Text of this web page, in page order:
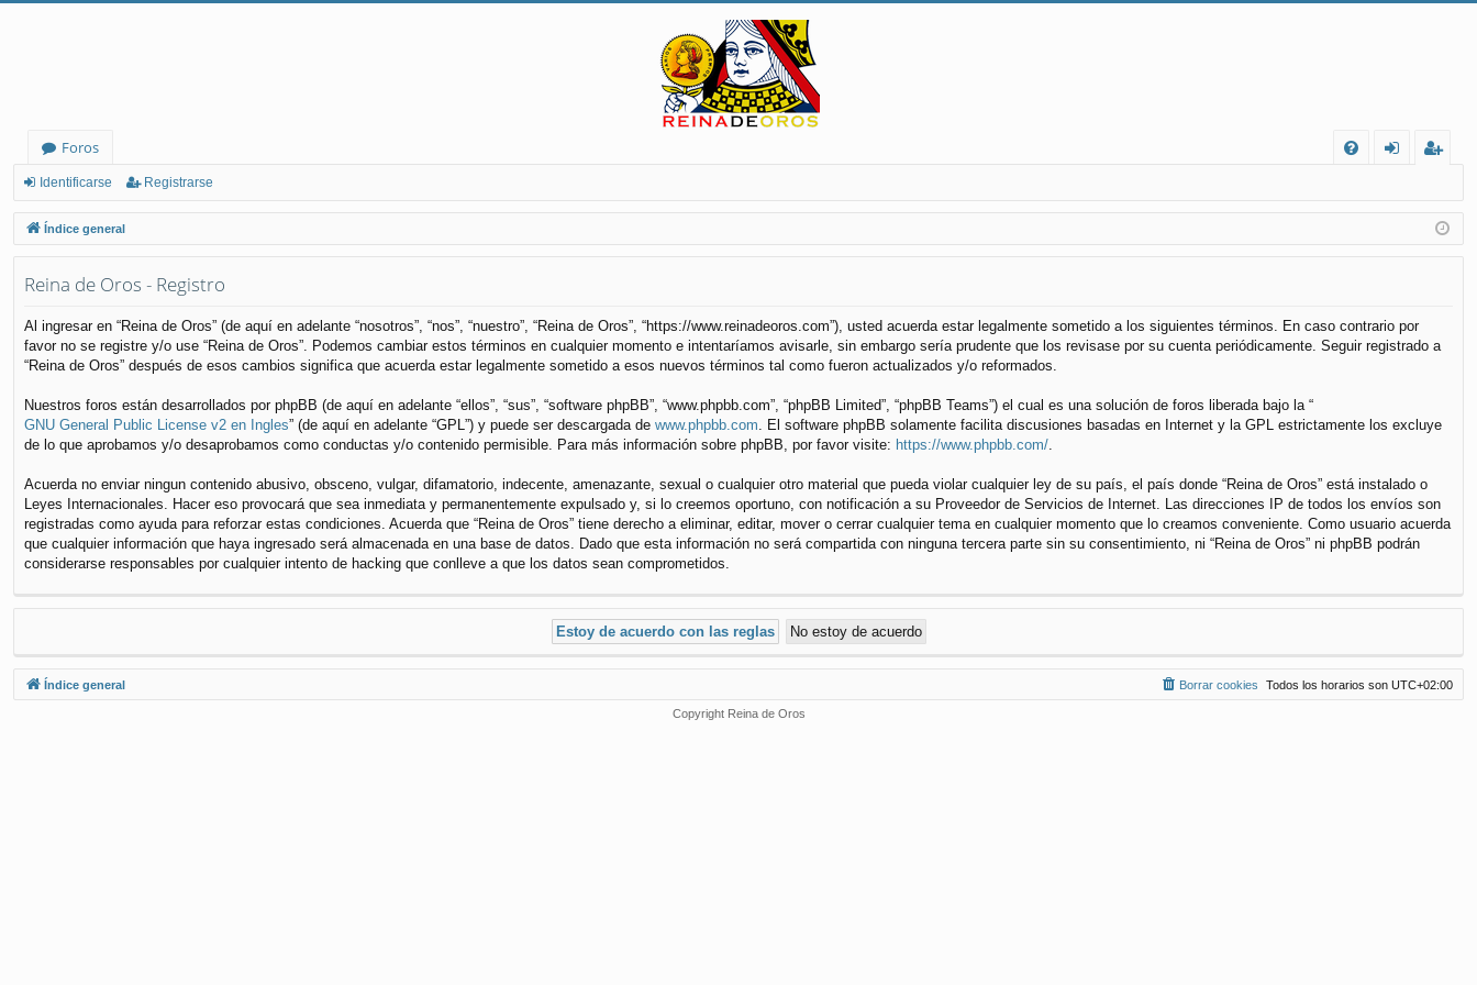
Foros
Q
nt
ifi
e
ist
ra
Identificarse Registrarse
Índice general
Reina de Oros - Registro
Al ingresar en “Reina de Oros” (de aquí en adelante “nosotros”, “nos”, “nuestro”, “Reina de Oros”, “https://www.reinadeoros.com”), usted acuerda estar legalmente sometido a los siguientes términos. En caso contrario por
favor no se registre y/o use “Reina de Oros”. Podemos cambiar estos términos en cualquier momento e intentaríamos avisarle, sin embargo sería prudente que los revisase por su cuenta periódicamente. Seguir registrado a
“Reina de Oros” después de esos cambios significa que acuerda estar legalmente sometido a esos nuevos términos tal como fueron actualizados y/o reformados.
Nuestros foros están desarrollados por phpBB (de aquí en adelante “ellos”, “sus”, “software phpBB”, “www.phpbb.com”, “phpBB Limited”, “phpBB Teams”) el cual es una solución de foros liberada bajo la “
GNU General Public License v2 en Ingles” (de aquí en adelante “GPL”) y puede ser descargada de www.phpbb.com . El software phpBB solamente facilita discusiones basadas en Internet y la GPL estrictamente los excluye
de lo que aprobamos y/o desaprobamos como conductas y/o contenido permisible. Para más información sobre phpBB, por favor visite: https://www.phpbb.com/
Acuerda no enviar ningun contenido abusivo, obsceno, vulgar, difamatorio, indecente, amenazante, sexual o cualquier otro material que pueda violar cualquier ley de su país, el país donde “Reina de Oros” está instalado o
Leyes Internacionales. Hacer eso provocará que sea inmediata y permanentemente expulsado y, si lo creemos oportuno, con notificación a su Proveedor de Servicios de Internet. Las direcciones IP de todos los envíos son
registradas como ayuda para reforzar estas condiciones. Acuerda que “Reina de Oros” tiene derecho a eliminar, editar, mover o cerrar cualquier tema en cualquier momento que lo creamos conveniente. Como usuario acuerda
que cualquier información que haya ingresado será almacenada en una base de datos. Dado que esta información no será compartida con ninguna tercera parte sin su consentimiento, ni “Reina de Oros” ni phpBB podrán
considerarse responsables por cualquier intento de hacking que conlleve a que los datos sean comprometidos.
Índice general Todos los horarios son UTC+02:00
Borrar cookies
Copyright Reina de Oros